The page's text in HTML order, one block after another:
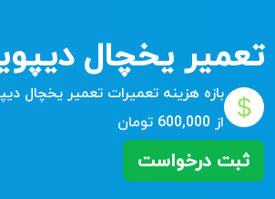
تعمیر یخچال دیپوینت
بازه هزینه تعمیرات تعمیر یخچال
از 600,000 تومان
ثبت درخواست